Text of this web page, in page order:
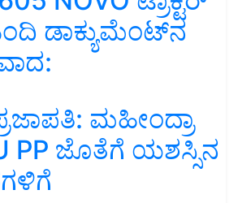
ಡಾಕ್ಯುಮೆಂಟ್‌ನ
ಮಹೀಂದ್ರಾ
PP ಜೊತೆಗೆ ಯಶಸ್ಸಿನ